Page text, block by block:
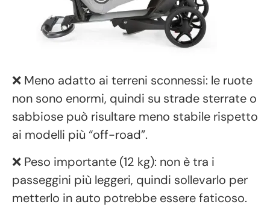
❌ Meno adatto ai terreni sconnessi: le ruote
non sono enormi, quindi su strade sterrate o
sabbiose può risultare meno stabile rispetto
ai modelli più “off-road”.
❌ Peso importante (12 kg): non è tra i
passeggini più leggeri, quindi sollevarlo per
metterlo in auto potrebbe essere faticoso.